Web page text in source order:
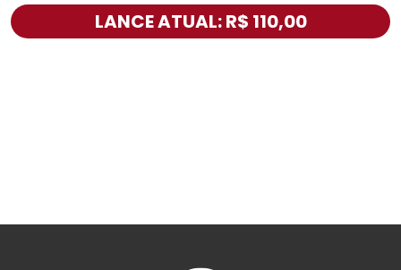
LANCE ATUAL: R$ 110,00